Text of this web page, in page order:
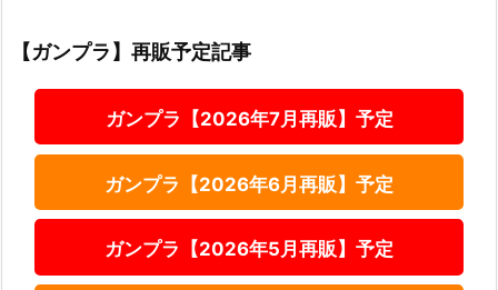
【ガンプラ】再販予定記事
ガンプラ【2026年7月再販】予定
ガンプラ【2026年6月再販】予定
ガンプラ【2026年5月再販】予定